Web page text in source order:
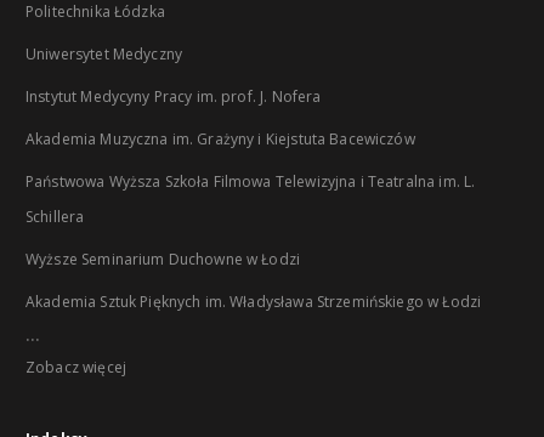
Politechnika Łódzka
Uniwersytet Medyczny
Instytut Medycyny Pracy im. prof. J. Nofera
Akademia Muzyczna im. Grażyny i Kiejstuta Bacewiczów
Państwowa Wyższa Szkoła Filmowa Telewizyjna i Teatralna im. L.
Schillera
Wyższe Seminarium Duchowne w Łodzi
Akademia Sztuk Pięknych im. Władysława Strzemińskiego w Łodzi
...
Zobacz więcej